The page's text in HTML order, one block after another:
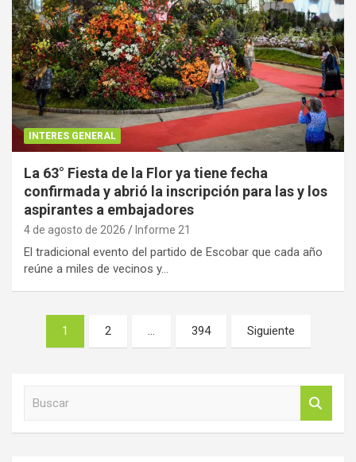
INTERES GENERAL
La 63° Fiesta de la Flor ya tiene fecha
confirmada y abrió la inscripción para las y los
aspirantes a embajadores
4 de agosto de 2026 Informe 21
El tradicional evento del partido de Escobar que cada año
reúne a miles de vecinos y…
Paginación
1 2 … 394 Siguiente